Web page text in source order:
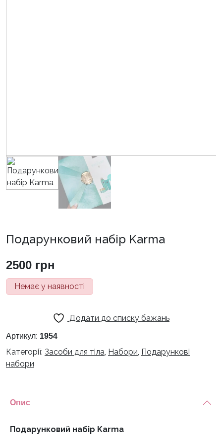
Подарунковий набір Karma
2500 грн
Немає у наявності
Додати до списку бажань
Артикул: 1954
Категорії: Засоби для тіла, Набори, Подарункові
набори
Опис
Подарунковий набір Karma